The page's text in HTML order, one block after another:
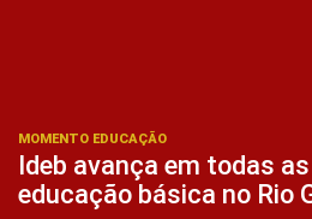
MOMENTO EDUCAÇÃO
Ideb avança em todas
educação básica no Rio